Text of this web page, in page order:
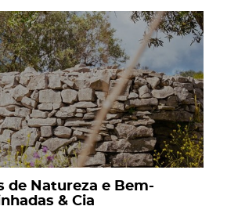
de Natureza e Bem-
& Cia